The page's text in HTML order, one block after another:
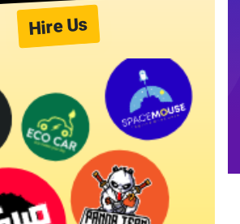
Hire Us